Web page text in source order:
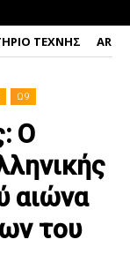
ΤΕΧΝΗΣ ART
Ω9
O
αιώνα
του